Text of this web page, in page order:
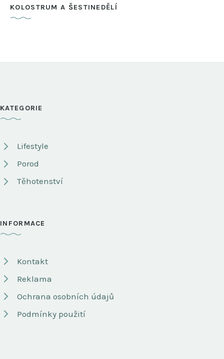
KOLOSTRUM A ŠESTINEDĚLÍ
KATEGORIE
Lifestyle
Porod
Těhotenství
INFORMACE
Kontakt
Reklama
Ochrana osobních údajů
Podmínky použití